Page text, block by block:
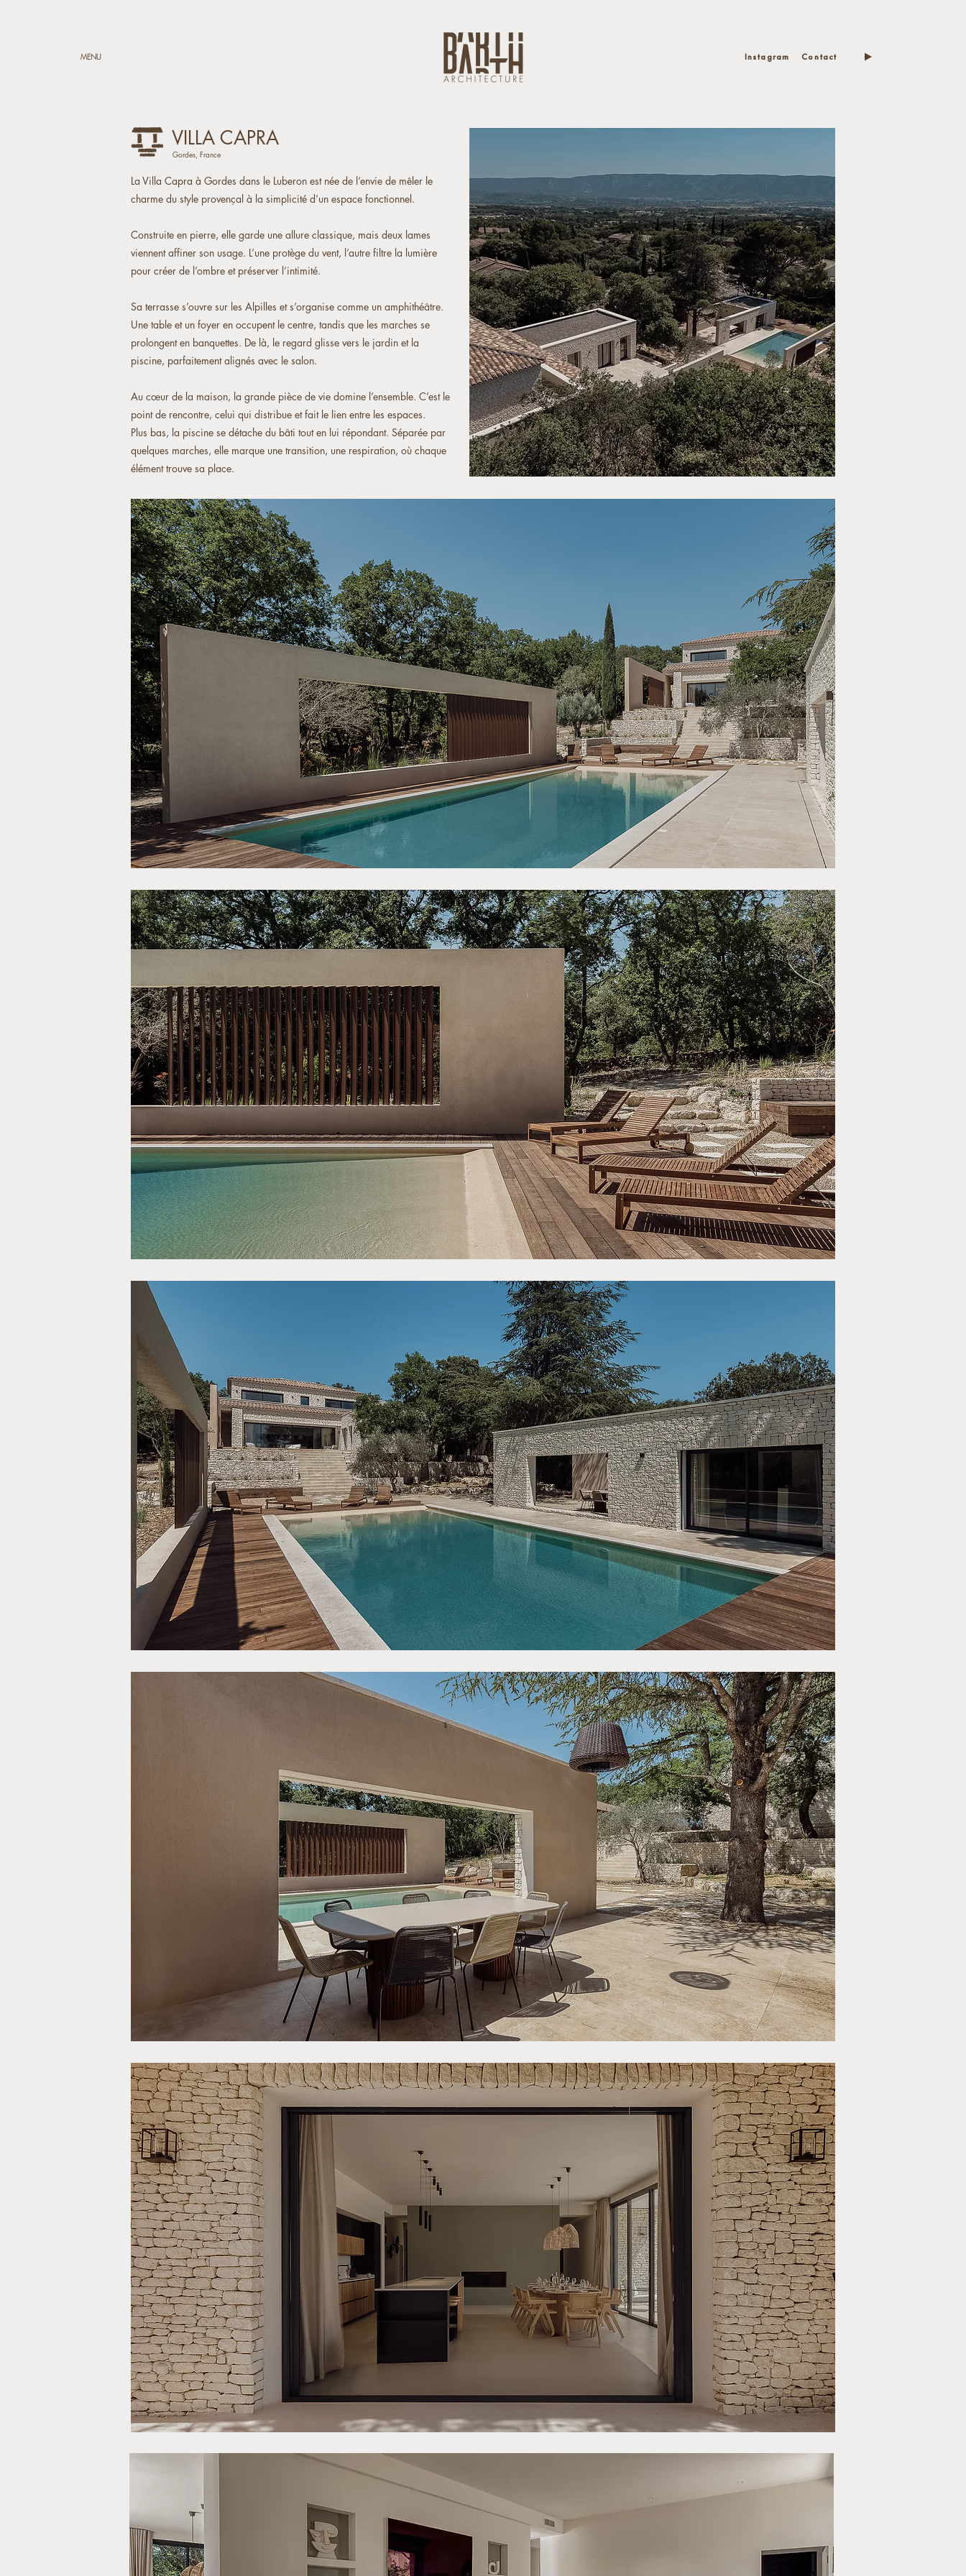
MENU Contact
Instagram
VILLA CAPRA
Gordes, France
La Villa Capra à Gordes dans le Luberon est née de l’envie de mêler le
charme du style provençal à la simplicité d’un espace fonctionnel.
Construite en pierre, elle garde une allure classique, mais deux lames
viennent affiner son usage. L’une protège du vent, l’autre filtre la lumière
pour créer de l’ombre et préserver l’intimité.
Sa terrasse s’ouvre sur les Alpilles et s’organise comme un amphithéâtre.
Une table et un foyer en occupent le centre, tandis que les marches se
prolongent en banquettes. De là, le regard glisse vers le jardin et la
piscine, parfaitement alignés avec le salon.
Au cœur de la maison, la grande pièce de vie domine l’ensemble. C’est le
point de rencontre, celui qui distribue et fait le lien entre les espaces.
Plus bas, la piscine se détache du bâti tout en lui répondant. Séparée par
quelques marches, elle marque une transition, une respiration, où chaque
élément trouve sa place.